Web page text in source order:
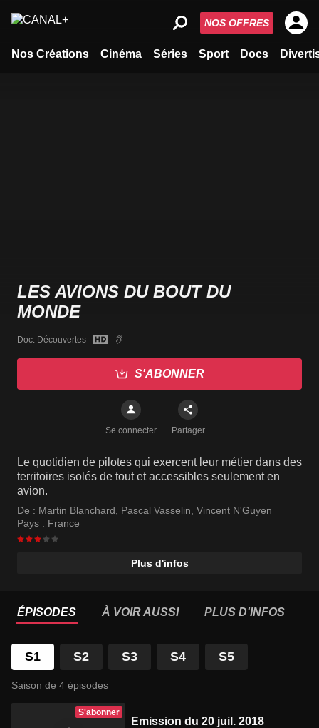
Nos Créations Cinéma Séries Sport Docs
NOS OFFRES
LES AVIONS DU BOUT DU
MONDE
Doc. Découvertes
S'ABONNER
Se connecter Partager
Le quotidien de pilotes qui exercent leur métier dans des
territoires isolés de tout et accessibles seulement en
avion.
De : Martin Blanchard Pascal Vasselin Vincent N'Guyen
Pays : France
Plus d'infos
ÉPISODES À VOIR AUSSI PLUS D'INFOS
S1 S2 S3 S4 S5
Saison de 4 épisodes
S'abonner
Emission du 20 juil. 2018